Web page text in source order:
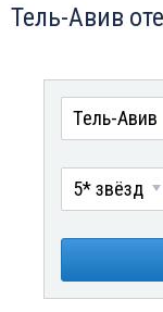
Тель-Авив
Тель-Авив
5* звёзд